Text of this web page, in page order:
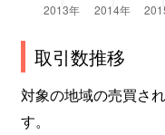
取引数推移
対象の地域の売買さ
す。